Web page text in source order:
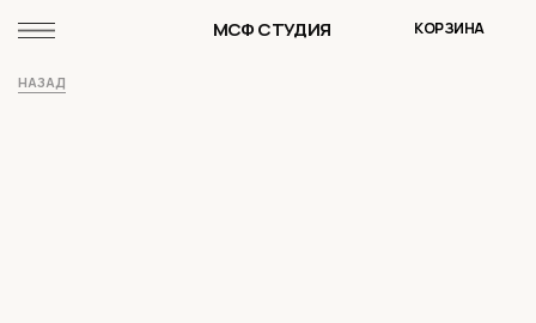
МСФ СТУДИЯ КОРЗИНА
НАЗАД